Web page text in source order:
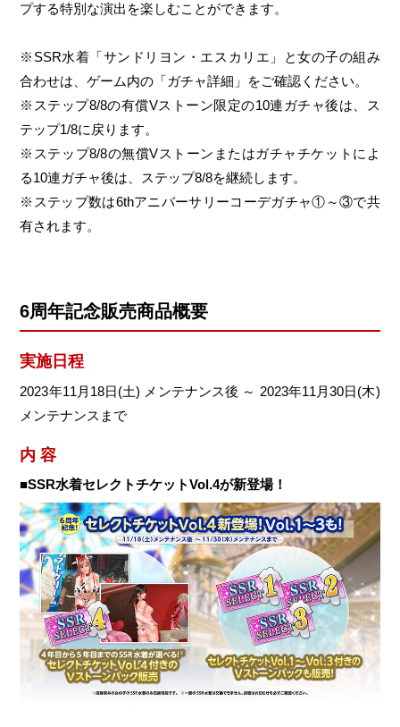
プする特別な演出を楽しむことができます。
※SSR水着「サンドリヨン・エスカリエ」と女の子の組み
合わせは、ゲーム内の「ガチャ詳細」をご確認ください。
※ステップ8/8の有償Vストーン限定の10連ガチャ後は、ス
テップ1/8に戻ります。
※ステップ8/8の無償Vストーンまたはガチャチケットによ
る10連ガチャ後は、ステップ8/8を継続します。
※ステップ数は6thアニバーサリーコーデガチャ①～③で共
有されます。
6周年記念販売商品概要
実施日程
2023年11月18日(土) メンテナンス後 ～ 2023年11月30日(木)
メンテナンスまで
内 容
■SSR水着セレクトチケットVol.4が新登場！